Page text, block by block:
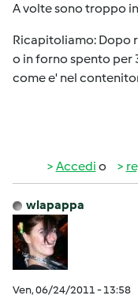
A volte sono troppo
Ricapitoliamo: Dopo
o in forno spento per
come e' nel
Accedi o
wlapappa
Ven, 06/24/2011 - 13:58